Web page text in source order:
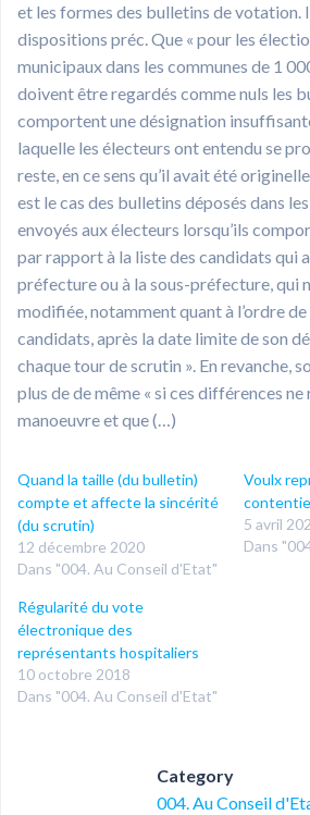
et les formes des bulletins de votation.
dispositions préc. Que « pour les
municipaux dans les communes de 1
doivent être regardés comme nuls les
comportent une désignation
laquelle les électeurs ont entendu se
reste, en ce sens qu’il avait été
est le cas des bulletins déposés dans
envoyés aux électeurs lorsqu’ils
par rapport à la liste des candidats qui
préfecture ou à la sous-préfecture, qui
modifiée, notamment quant à l’ordre
candidats, après la date limite de son
chaque tour de scrutin ». En revanche,
plus de de même « si ces différences ne
manoeuvre et que (…)
Quand la taille (du bulletin)
compte et affecte la sincérité
(du scrutin)
12 décembre 2020
Dans "004. Au Conseil d'Etat"
Voulx
5 avril
Dans
Régularité du vote
électronique des
représentants hospitaliers
10 octobre 2018
Dans "004. Au Conseil d'Etat"
Category
004. Au Conseil